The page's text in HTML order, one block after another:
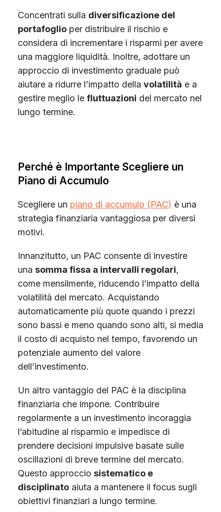
Concentrati sulla diversificazione del
portafoglioper distribuire il rischio e
considera di incrementare i risparmi per avere
una maggiore liquidità. Inoltre, adottare un
approccio di investimento graduale può
aiutare a ridurre l’impatto della volatilità e a
gestire meglio le fluttuazioni del mercato nel
lungo termine.
Perché è Importante Scegliere un
Piano di Accumulo
Scegliere un piano di accumulo (PAC) è una
strategia finanziaria vantaggiosa per diversi
motivi.
Innanzitutto, un PAC consente di investire
una somma fissa a intervalli regolari,
come mensilmente, riducendo l’impatto della
volatilità del mercato. Acquistando
automaticamente più quote quando i prezzi
sono bassi e meno quando sono alti, si media
il costo di acquisto nel tempo, favorendo un
potenziale aumento del valore
dell’investimento.
Un altro vantaggio del PAC è la disciplina
finanziaria che impone. Contribuire
regolarmente a un investimento incoraggia
l’abitudine al risparmio e impedisce di
prendere decisioni impulsive basate sulle
oscillazioni di breve termine del mercato.
Questo approccio sistematico e
disciplinatoaiuta a mantenere il focus sugli
obiettivi finanziari a lungo termine.